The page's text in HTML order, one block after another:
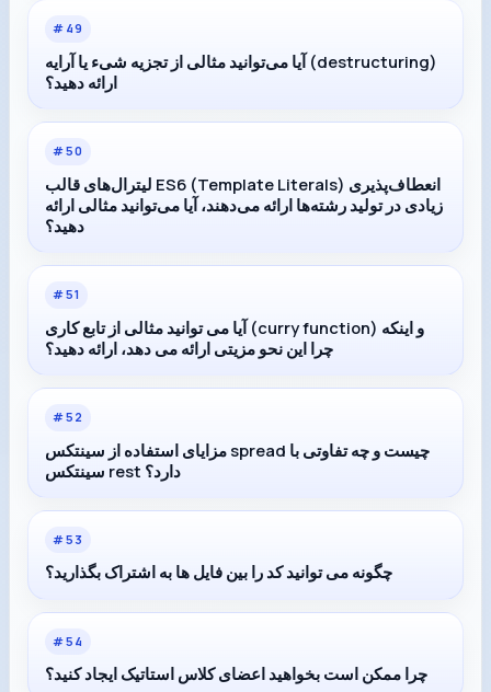
# 49
آیا می‌توانید مثالی از تجزیه شیء یا آرایه (destructuring)
ارائه دهید؟
#50
لیترال‌های قالب ES6 (Template Literals) انعطاف‌پذیری
زیادی در تولید رشته‌ها ارائه می‌دهند، آیا می‌توانید مثالی ارائه
دهید؟
#51
آیا می توانید مثالی از تابع کاری (curry function) و اینکه
چرا این نحو مزیتی ارائه می دهد، ارائه دهید؟
#52
مزایای استفاده از سینتکس spread چیست و چه تفاوتی با
سینتکس rest دارد؟
#53
چگونه می توانید کد را بین فایل ها به اشتراک بگذارید؟
#54
چرا ممکن است بخواهید اعضای کلاس استاتیک ایجاد کنید؟